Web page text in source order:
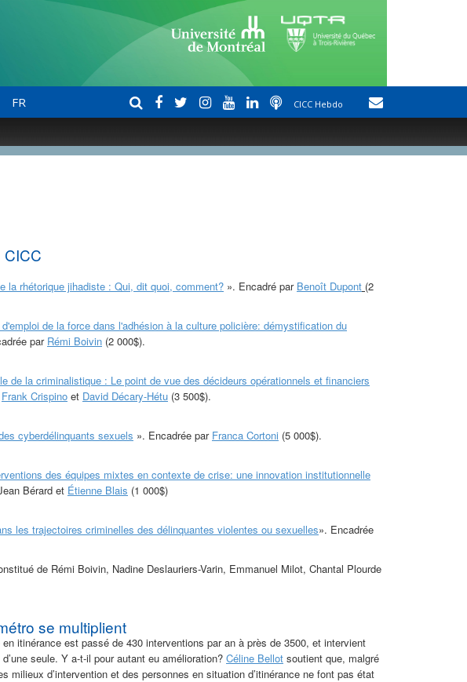
FR CICC Hebdo
la rhétorique jihadiste : Qui, dit quoi, comment? ». Encadré par Benoît Dupont (2
de la force dans l'adhésion à la culture policière: démystification du
par Rémi Boivin (2 000$).
de la criminalistique : Le point de vue des décideurs opérationnels et financiers
Frank Crispino et David Décary-Hétu (3 500$).
cyberdélinquants sexuels ». Encadrée par Franca Cortoni (5 000$).
des équipes mixtes en contexte de crise: une innovation institutionnelle
Bérard et Étienne Blais (1 000$)
les trajectoires criminelles des délinquantes violentes ou sexuelles». Encadrée
de Rémi Boivin, Nadine Deslauriers-Varin, Emmanuel Milot, Chantal Plourde
se multiplient
itinérance est passé de 430 interventions par an à près de 3500, et intervient
seule. Y a-t-il pour autant eu amélioration? Céline Bellot soutient que, malgré
milieux d’intervention et des personnes en situation d’itinérance ne font pas état